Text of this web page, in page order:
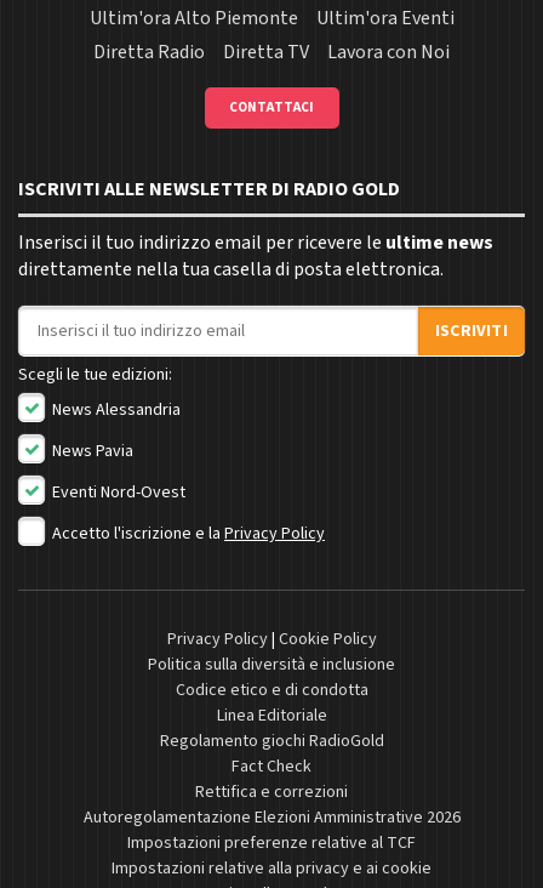
Ultim'ora Alto Piemonte
Ultim'ora Eventi
Diretta Radio
Diretta TV Lavora con Noi
CONTATTACI
ISCRIVITI ALLE NEWSLETTER DI RADIO GOLD
Inserisci il tuo indirizzo email per ricevere le ultime news
direttamente nella tua casella di posta elettronica.
Indirizzo email
ISCRIVITI
Scegli le tue edizioni:
News Alessandria
News Pavia
Eventi Nord-Ovest
Accetto l'iscrizione e la Privacy Policy
Privacy Policy| Cookie Policy
Politica sulla diversità e inclusione
Codice etico e di condotta
Linea Editoriale
Regolamento giochi RadioGold
Fact Check
Rettifica e correzioni
Autoregolamentazione Elezioni Amministrative 2026
Impostazioni preferenze relative al TCF
Impostazioni relative alla privacy e ai cookie